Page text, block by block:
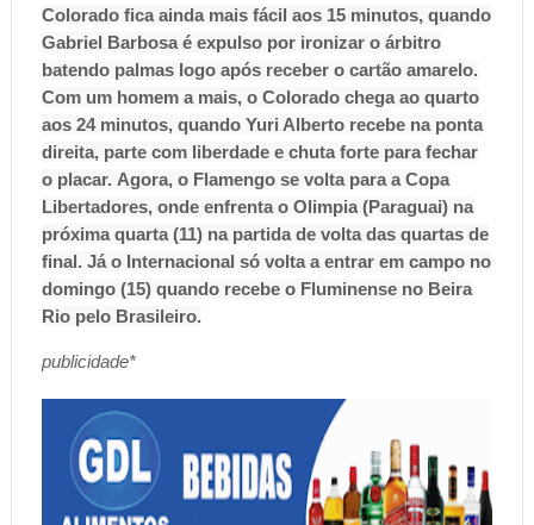
Colorado fica ainda mais fácil aos 15 minutos, quando
Gabriel Barbosa é expulso por ironizar o árbitro
batendo palmas logo após receber o cartão amarelo.
Com um homem a mais, o Colorado chega ao quarto
aos 24 minutos, quando Yuri Alberto recebe na ponta
direita, parte com liberdade e chuta forte para fechar
o placar. Agora, o Flamengo se volta para a Copa
Libertadores, onde enfrenta o Olimpia (Paraguai) na
próxima quarta (11) na partida de volta das quartas de
final. Já o Internacional só volta a entrar em campo no
domingo (15) quando recebe o Fluminense no Beira
Rio pelo Brasileiro.
publicidade*